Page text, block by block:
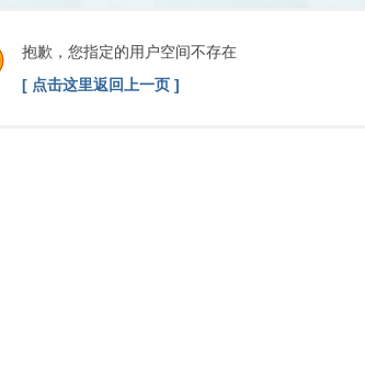
抱歉，您指定的用户空间不存在
[ 点击这里返回上一页 ]